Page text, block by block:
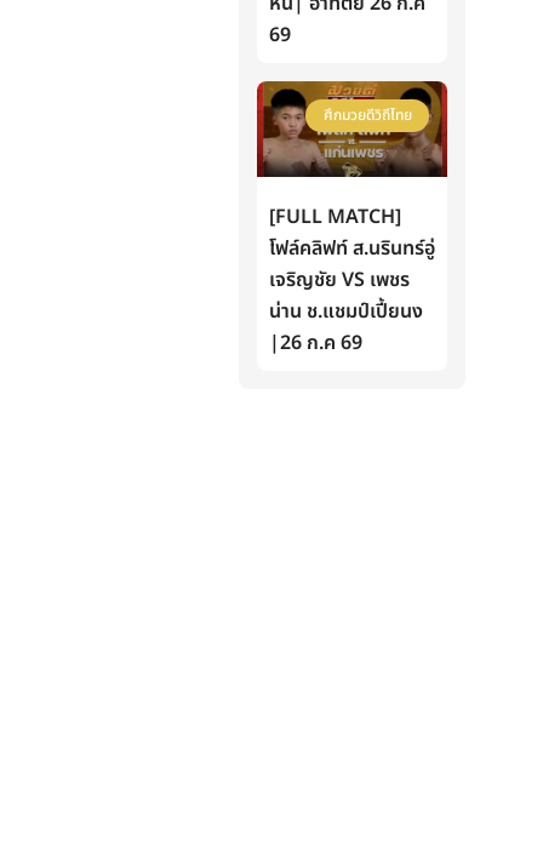
69
ศึกมวยดีวิถีไทย
[FULL MATCH]
โฟล์คลิฟท์ ส.นรินทร์อู่
เจริญชัย VS เพชร
น่าน ช.แชมป์เปี้ยนง
|26 ก.ค 69